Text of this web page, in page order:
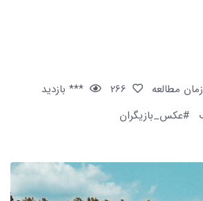
*** بازدید
#عکس_بازیگران